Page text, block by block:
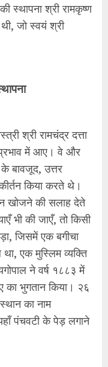
स्थापना श्री रामकृष्ण
जो स्वयं श्री
श्री रामचंद्र दत्ता
में आए। वे और
बावजूद, उत्तर
किया करते थे।
खोजने की सलाह देते
भी की जाएँ, तो किसी
जिसमें एक बगीचा
एक मुस्लिम व्यक्ति
ने वर्ष १८८३ में
भुगतान किया। २६
का नाम
पंचवटी के पेड़ लगाने